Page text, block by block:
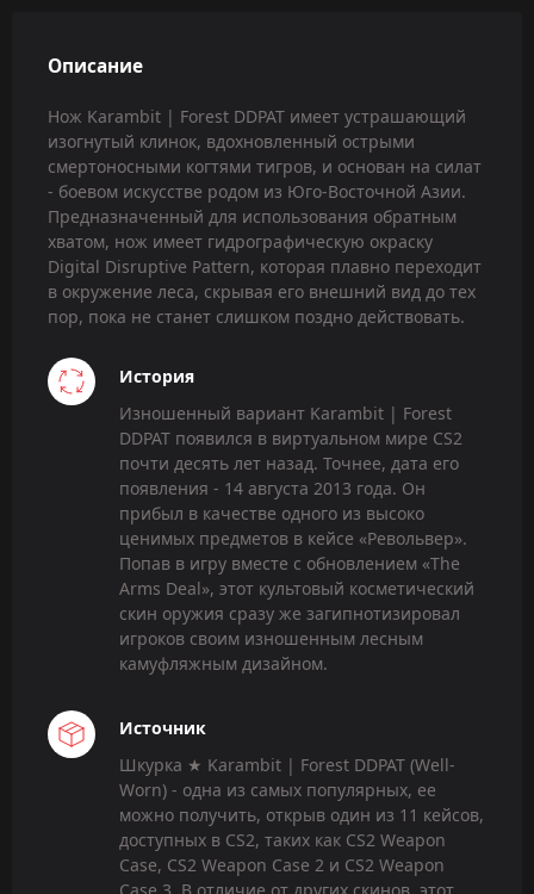
Описание
Нож Karambit | Forest DDPAT имеет устрашающий
изогнутый клинок, вдохновленный острыми
смертоносными когтями тигров, и основан на силат
- боевом искусстве родом из Юго-Восточной Азии.
Предназначенный для использования обратным
хватом, нож имеет гидрографическую окраску
Digital Disruptive Pattern, которая плавно переходит
в окружение леса, скрывая его внешний вид до тех
пор, пока не станет слишком поздно действовать.
История
Изношенный вариант Karambit | Forest
DDPAT появился в виртуальном мире CS2
почти десять лет назад. Точнее, дата его
появления - 14 августа 2013 года. Он
прибыл в качестве одного из высоко
ценимых предметов в кейсе «Револьвер».
Попав в игру вместе с обновлением «The
Arms Deal», этот культовый косметический
скин оружия сразу же загипнотизировал
игроков своим изношенным лесным
камуфляжным дизайном.
Источник
Шкурка ★ Karambit | Forest DDPAT (Well-
Worn) - одна из самых популярных, ее
можно получить, открыв один из 11 кейсов,
доступных в CS2, таких как CS2 Weapon
Case, CS2 Weapon Case 2 и CS2 Weapon